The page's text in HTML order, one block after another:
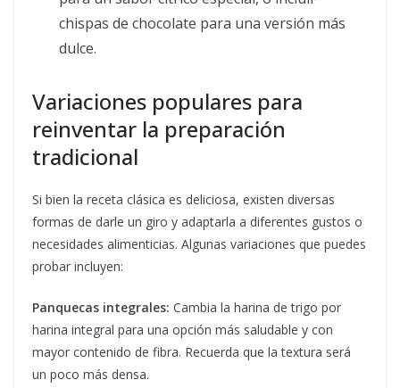
chispas de chocolate para una versión más
dulce.
Variaciones populares para
reinventar la preparación
tradicional
Si bien la receta clásica es deliciosa, existen diversas
formas de darle un giro y adaptarla a diferentes gustos o
necesidades alimenticias. Algunas variaciones que puedes
probar incluyen:
Panquecas integrales: Cambia la harina de trigo por
harina integral para una opción más saludable y con
mayor contenido de fibra. Recuerda que la textura será
un poco más densa.